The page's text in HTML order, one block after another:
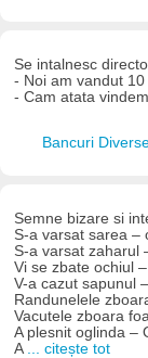
Se intalnesc
- Noi am vandut
- Cam atata
Bancuri
Semne bizare si
S-a varsat sarea –
S-a varsat zaharul
Vi se zbate ochiul
V-a cazut sapunul
Randunelele
Vacutele zboara
A plesnit oglinda –
A
... citește tot